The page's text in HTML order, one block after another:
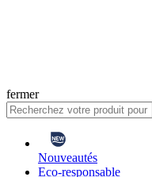
fermer
Nouveautés
Eco-responsable